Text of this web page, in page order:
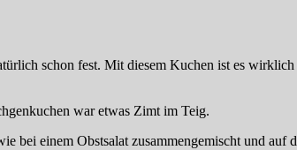
schon fest. Mit diesem Kuchen ist es
war etwas Zimt im Teig.
bei einem Obstsalat zusammengemischt und auf